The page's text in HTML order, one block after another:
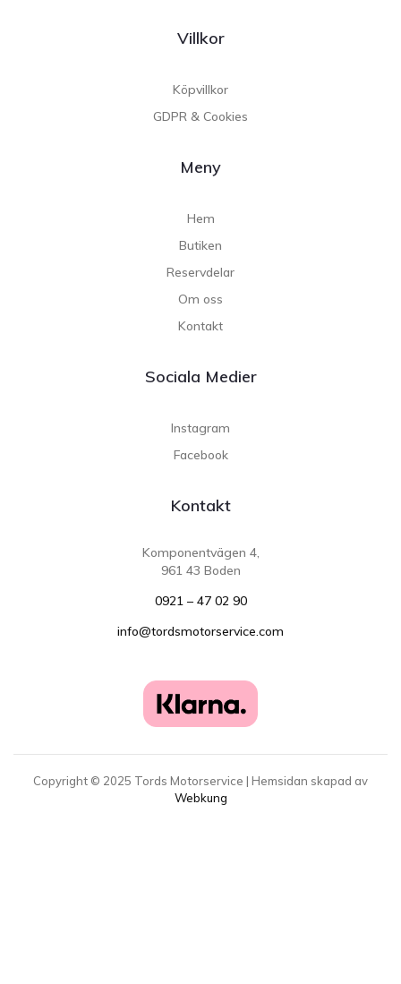
Villkor
Köpvillkor
GDPR & Cookies
Meny
Hem
Butiken
Reservdelar
Om oss
Kontakt
Sociala Medier
Instagram
Facebook
Kontakt
Komponentvägen 4,
961 43 Boden
0921 – 47 02 90
info@tordsmotorservice.com
Copyright © 2025 Tords Motorservice | Hemsidan skapad av
Webkung